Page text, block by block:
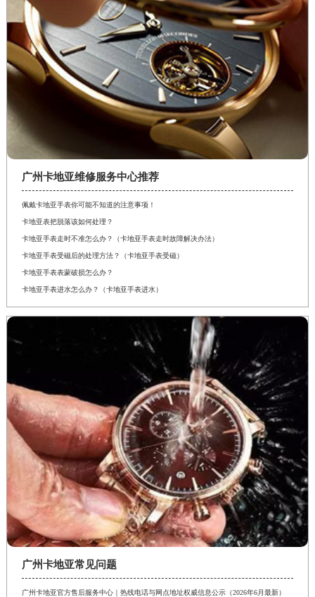
广州卡地亚维修服务中心推荐
佩戴卡地亚手表你可能不知道的注意事项！
卡地亚表把脱落该如何处理？
卡地亚手表走时不准怎么办？（卡地亚手表走时故障解决办法）
卡地亚手表受磁后的处理方法？（卡地亚手表受磁）
卡地亚手表表蒙破损怎么办？
卡地亚手表进水怎么办？（卡地亚手表进水）
广州卡地亚常见问题
广州卡地亚官方售后服务中心｜热线电话与网点地址权威信息公示（2026年6月最新）